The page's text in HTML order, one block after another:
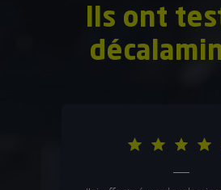
Ils ont